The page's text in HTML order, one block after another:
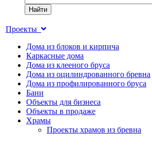
Найти
Проекты
Дома из блоков и кирпича
Каркасные дома
Дома из клееного бруса
Дома из оцилиндрованного бревна
Дома из профилированного бруса
Бани
Объекты для бизнеса
Объекты в продаже
Храмы
Проекты храмов из бревна